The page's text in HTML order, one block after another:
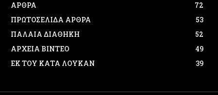
ΑΡΘΡΑ
72
ΠΡΩΤΟΣΕΛΙΔΑ ΑΡΘΡΑ
53
ΠΑΛΑΙΑ ΔΙΑΘΗΚΗ
52
ΑΡΧΕΙΑ ΒΙΝΤΕΟ
49
ΕΚ ΤΟΥ ΚΑΤΑ ΛΟΥΚΑΝ
39